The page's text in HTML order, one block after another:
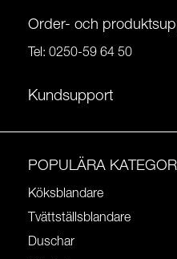
Order- och
Tel: 0250-59 64 50
Kundsupport
POPULÄRA
Köksblandare
Tvättställsblandare
Duschar